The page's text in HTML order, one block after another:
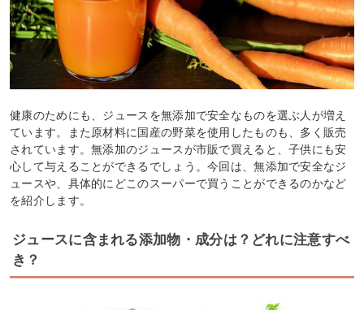
健康のためにも、ジュースを無添加で安全なものを選ぶ人が増え
ています。また原材料に国産の野菜を使用したものも、多く販売
されています。無添加のジュースが市販で買えると、子供にも安
心して与えることができるでしょう。今回は、無添加で安全なジ
ュースや、具体的にどこのスーパーで買うことができるのかなど
を紹介します。
ジュースに含まれる添加物・成分は？どれに注意すべ
き？